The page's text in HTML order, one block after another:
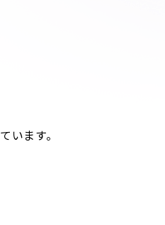
ます。